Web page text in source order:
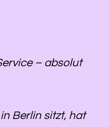
– absolut
Berlin sitzt, hat